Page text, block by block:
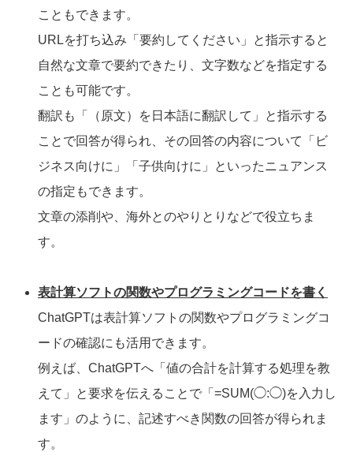
こともできます。
URLを打ち込み「要約してください」と指示すると
自然な文章で要約できたり、文字数などを指定する
ことも可能です。
翻訳も「（原文）を日本語に翻訳して」と指示する
ことで回答が得られ、その回答の内容について「ビ
ジネス向けに」「子供向けに」といったニュアンス
の指定もできます。
文章の添削や、海外とのやりとりなどで役立ちま
す。
表計算ソフトの関数やプログラミングコードを書く
ChatGPTは表計算ソフトの関数やプログラミングコ
ードの確認にも活用できます。
例えば、ChatGPTへ「値の合計を計算する処理を教
えて」と要求を伝えることで「=SUM(◯:◯)を入力し
ます」のように、記述すべき関数の回答が得られま
す。